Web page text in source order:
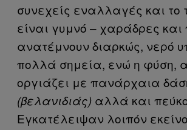
συνεχείς εναλλαγές και το
είναι γυμνό – χαράδρες και
ανατέμνουν διαρκώς, νερό
πολλά σημεία, ενώ η φύση,
οργιάζει με πανάρχαια
(βελανιδιάς) αλλά και
Εγκατέλειψαν λοιπόν